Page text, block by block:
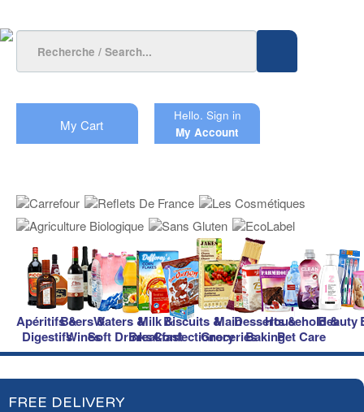
My Cart
Hello. Sign in
My Account
Apéritifs &
Digestifs
Beers &
Wines
Waters &
Soft Drinks
Milk &
Breakfast
Biscuits &
Confectionery
Main
Groceries
Desserts &
Baking
Household &
Pet Care
Beauty
FREE DELIVERY